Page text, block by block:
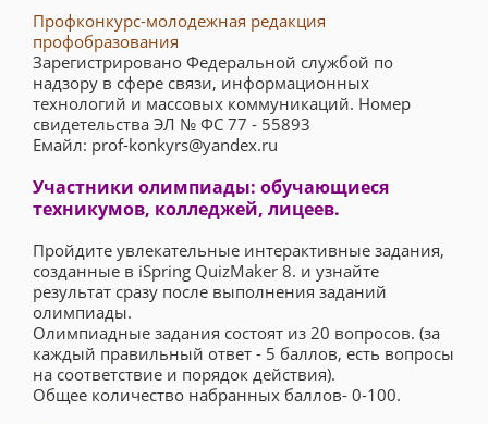
Профконкурс-молодежная редакция
профобразования
Зарегистрировано Федеральной службой по
надзору в сфере связи, информационных
технологий и массовых коммуникаций. Номер
свидетельства ЭЛ № ФС 77 - 55893
Емайл: prof-konkyrs@yandex.ru
Участники олимпиады: обучающиеся
техникумов, колледжей, лицеев.
Пройдите увлекательные интерактивные задания,
созданные в iSpring QuizMaker 8. и узнайте
результат сразу после выполнения заданий
олимпиады.
Олимпиадные задания состоят из 20 вопросов. (за
каждый правильный ответ - 5 баллов, есть вопросы
на соответствие и порядок действия).
Общее количество набранных баллов- 0-100.